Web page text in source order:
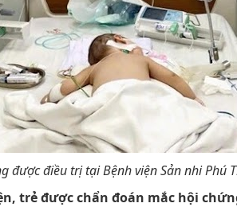
được điều trị tại Bệnh viện Sản nhi Phú
trẻ được chẩn đoán mắc hội